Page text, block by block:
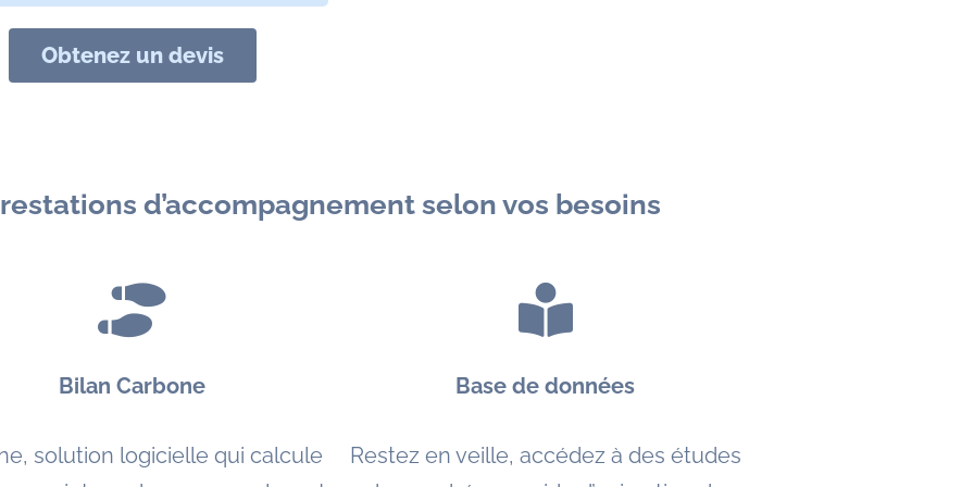
Obtenez un devis
d’accompagnement selon vos besoins
Bilan Carbone
solution logicielle qui calcule
Base de données
Restez en veille, accédez à des études